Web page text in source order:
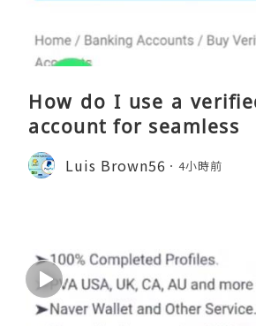
How do I use a
account for seamless
Luis Brown56 4小時前